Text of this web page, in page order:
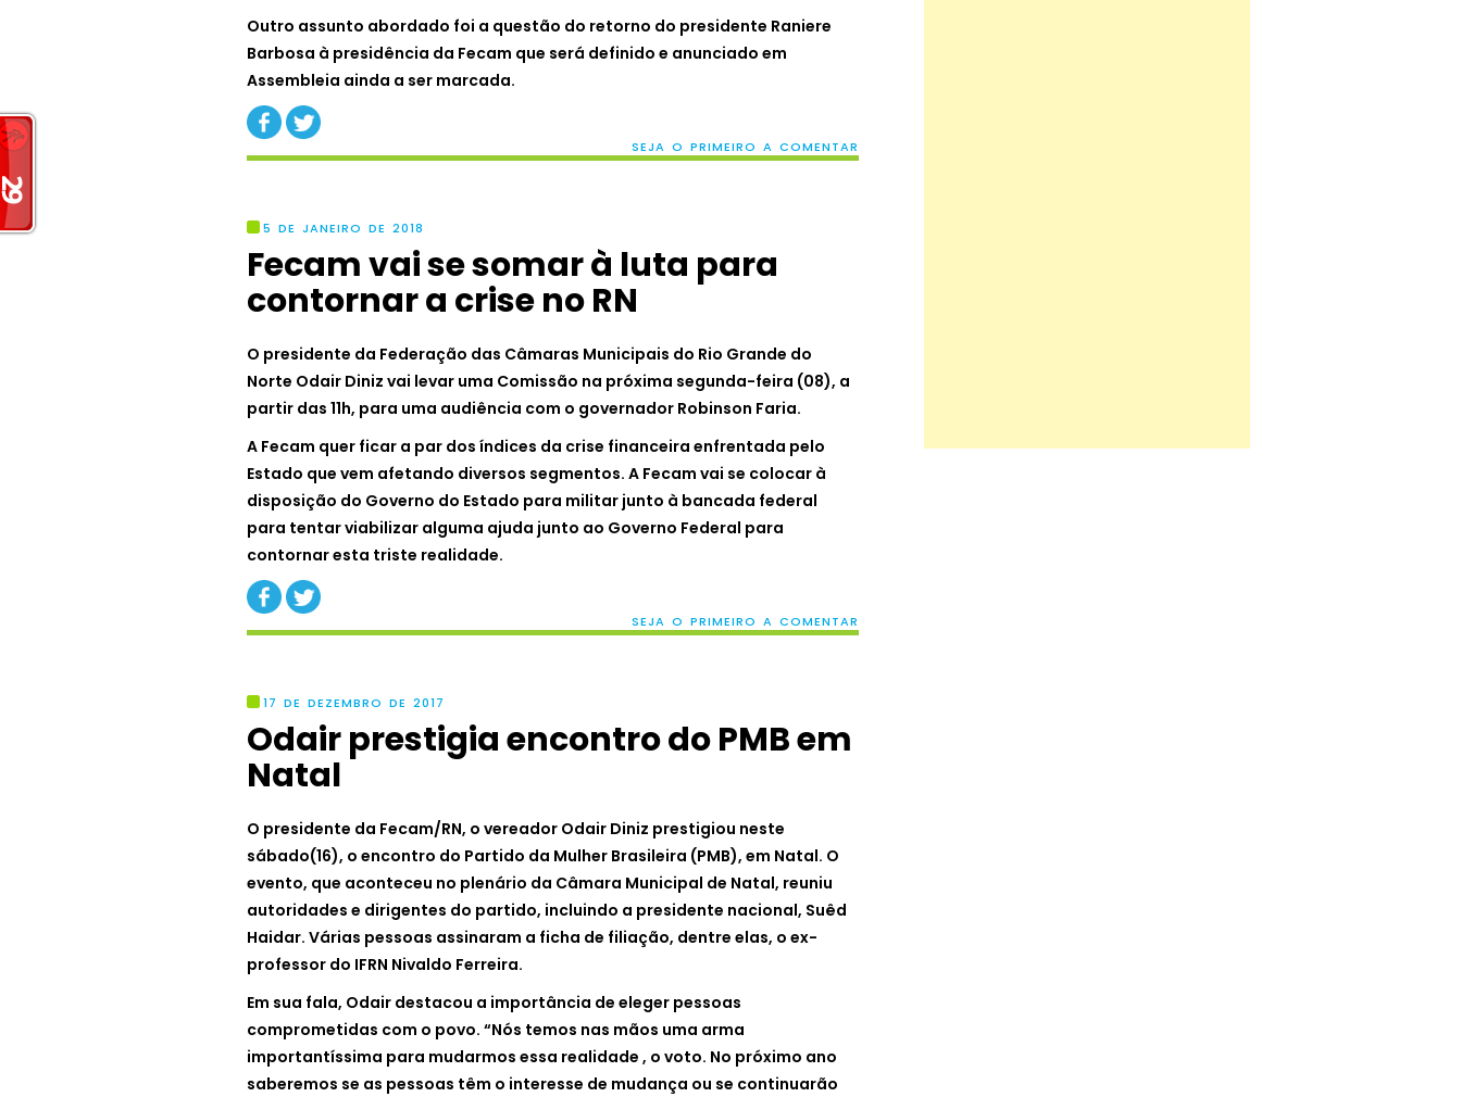
Outro assunto abordado foi a questão do retorno do presidente Raniere
Barbosa à presidência da Fecam que será definido e anunciado em
Assembleia ainda a ser marcada.
SEJA O PRIMEIRO A COMENTAR
5 DE JANEIRO DE 2018
Fecam vai se somar à luta para
contornar a crise no RN
O presidente da Federação das Câmaras Municipais do Rio Grande do
Norte Odair Diniz vai levar uma Comissão na próxima segunda-feira (08), a
partir das 11h, para uma audiência com o governador Robinson Faria.
A Fecam quer ficar a par dos índices da crise financeira enfrentada pelo
Estado que vem afetando diversos segmentos. A Fecam vai se colocar à
disposição do Governo do Estado para militar junto à bancada federal
para tentar viabilizar alguma ajuda junto ao Governo Federal para
contornar esta triste realidade.
SEJA O PRIMEIRO A COMENTAR
17 DE DEZEMBRO DE 2017
Odair prestigia encontro do PMB em
Natal
O presidente da Fecam/RN, o vereador Odair Diniz prestigiou neste
sábado(16), o encontro do Partido da Mulher Brasileira (PMB), em Natal. O
evento, que aconteceu no plenário da Câmara Municipal de Natal, reuniu
autoridades e dirigentes do partido, incluindo a presidente nacional, Suêd
Haidar. Várias pessoas assinaram a ficha de filiação, dentre elas, o ex-
professor do IFRN Nivaldo Ferreira.
Em sua fala, Odair destacou a importância de eleger pessoas
comprometidas com o povo. “Nós temos nas mãos uma arma
importantíssima para mudarmos essa realidade , o voto. No próximo ano
saberemos se as pessoas têm o interesse de mudança ou se continuarão